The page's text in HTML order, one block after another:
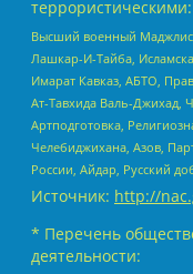
террористическими:
Высший военный
Лашкар-И-Тайба,
Имарат Кавказ, АБТО,
Ат-Тавхида Валь-Джихад,
Артподготовка,
Челебиджихана, Азов,
России, Айдар, Русский
Источник: http://
* Перечень
деятельности: